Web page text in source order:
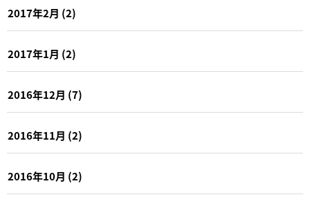
2017年2月 (2)
2017年1月 (2)
2016年12月 (7)
2016年11月 (2)
2016年10月 (2)